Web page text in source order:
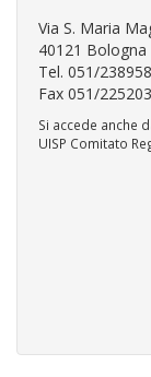
Via S. Maria
40121 Bologna
Tel. 051/238958
Fax 051/225203
Si accede anche
UISP Comitato